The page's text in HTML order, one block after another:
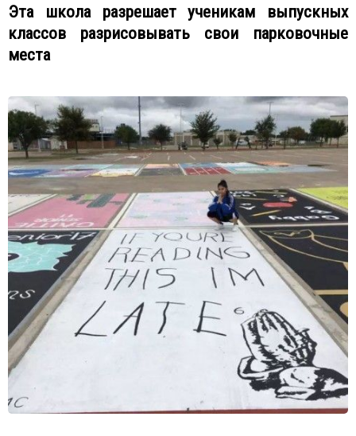
Эта школа разрешает ученикам выпускных
классов разрисовывать свои парковочные
места